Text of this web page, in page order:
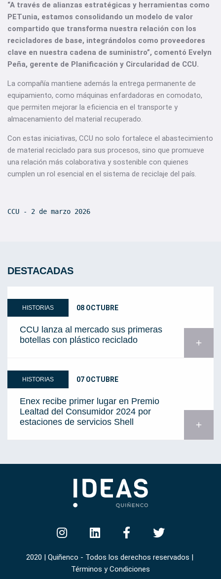
“A través de alianzas estratégicas y herramientas como
PETunia, estamos consolidando un modelo de valor
compartido que transforma nuestra relación con los
recicladores de base, integrándolos como proveedores
clave en nuestra cadena de suministro”, comentó Evelyn
Peña, gerente de Planificación y Circularidad de CCU.
La compañía mantiene además la entrega permanente de
equipamiento, como máquinas enfardadoras en comodato,
que permiten mejorar la eficiencia en el transporte y
almacenamiento del material recuperado.
Con estas iniciativas, CCU no solo fortalece el abastecimiento
de material reciclado para sus procesos, sino que promueve
una relación más colaborativa y sostenible con quienes
cumplen un rol esencial en el sistema de reciclaje del país.
CCU - 2 de marzo 2026
DESTACADAS
HISTORIAS 08 OCTUBRE
CCU lanza al mercado sus primeras
botellas con plástico reciclado
add
HISTORIAS 07 OCTUBRE
Enex recibe primer lugar en Premio
Lealtad del Consumidor 2024 por
estaciones de servicios Shell
add
2020 | Quiñenco - Todos los derechos reservados |
Términos y Condiciones